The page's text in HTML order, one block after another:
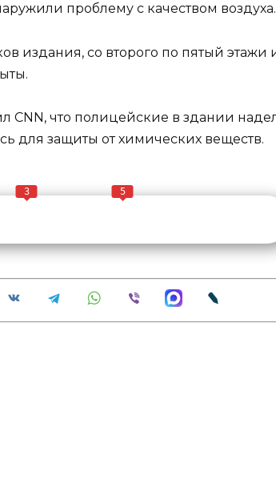
проблему с качеством воздуха.
издания, со второго по пятый этажи
CNN, что полицейские в здании
для защиты от химических веществ.
3 5